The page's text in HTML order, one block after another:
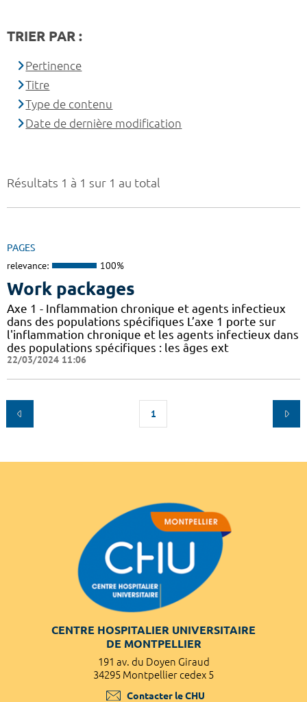
Résultats 1 à 1 sur 1 au total
PAGES
relevance: 100%
Work packages
Axe 1 - Inflammation chronique et agents infectieux
dans des populations spécifiques L’axe 1 porte sur
l'inflammation chronique et les agents infectieux dans
des populations spécifiques : les âges ext
22/03/2024 11:06
1
TRIER PAR :
Pertinence
Titre
Type de contenu
Date de dernière modification
CENTRE HOSPITALIER UNIVERSITAIRE
DE MONTPELLIER
191 av. du Doyen Giraud
34295 Montpellier cedex 5
Contacter le CHU